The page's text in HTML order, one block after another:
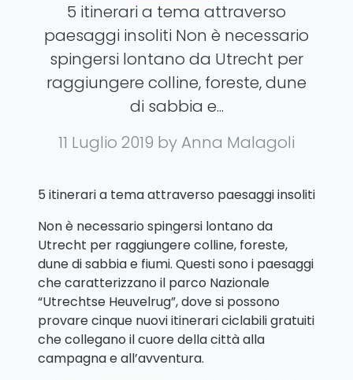
5 itinerari a tema attraverso
paesaggi insoliti Non è necessario
spingersi lontano da Utrecht per
raggiungere colline, foreste, dune
di sabbia e...
11 Luglio 2019 by Anna Malagoli
5 itinerari a tema attraverso paesaggi insoliti
Non è necessario spingersi lontano da
Utrecht per raggiungere colline, foreste,
dune di sabbia e fiumi. Questi sono i paesaggi
che caratterizzano il parco Nazionale
“Utrechtse Heuvelrug”, dove si possono
provare cinque nuovi itinerari ciclabili gratuiti
che collegano il cuore della città alla
campagna e all’avventura.